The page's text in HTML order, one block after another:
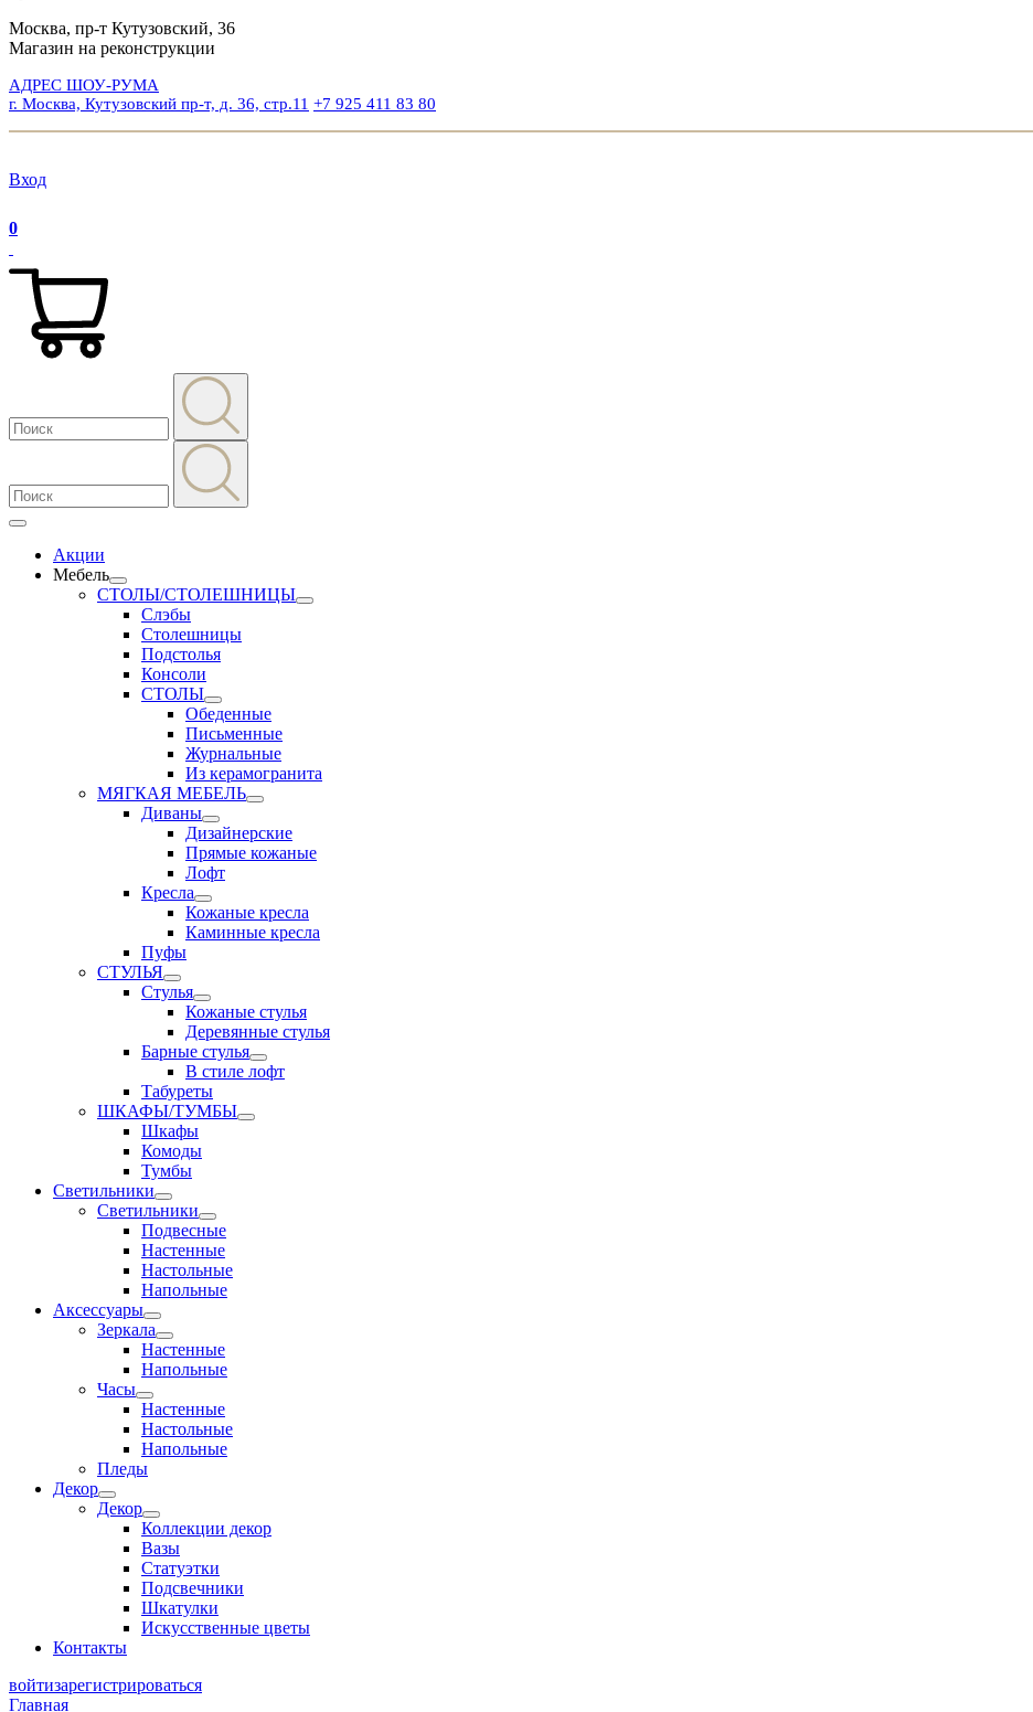
Москва, пр-т Кутузовский, 36
Магазин на реконструкции
АДРЕС ШОУ-РУМА
г. Москва, Кутузовский пр-т, д. 36, стр.11 +7 925 411 83 80
Вход
0
Акции
Мебель
СТОЛЫ/СТОЛЕШНИЦЫ
Слэбы
Столешницы
Подстолья
Консоли
СТОЛЫ
Обеденные
Письменные
Журнальные
Из керамогранита
МЯГКАЯ МЕБЕЛЬ
Диваны
Дизайнерские
Прямые кожаные
Лофт
Кресла
Кожаные кресла
Каминные кресла
Пуфы
СТУЛЬЯ
Стулья
Кожаные стулья
Деревянные стулья
Барные стулья
В стиле лофт
Табуреты
ШКАФЫ/ТУМБЫ
Шкафы
Комоды
Тумбы
Светильники
Светильники
Подвесные
Настенные
Настольные
Напольные
Аксессуары
Зеркала
Настенные
Напольные
Часы
Настенные
Настольные
Напольные
Пледы
Декор
Декор
Коллекции декор
Вазы
Статуэтки
Подсвечники
Шкатулки
Искусственные цветы
Контакты
войтизарегистрироваться
Главная